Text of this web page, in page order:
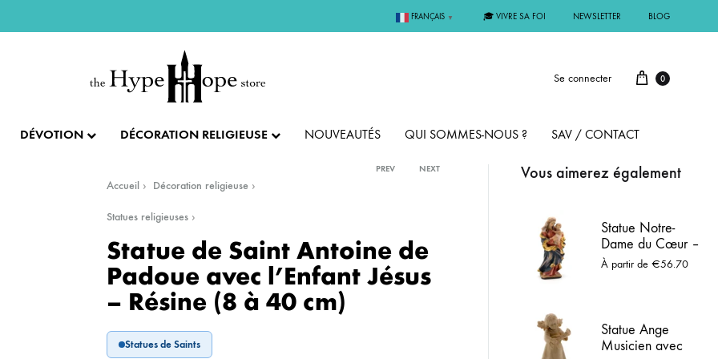
FRANÇAIS ▼ 🎓 VIVRE SA FOI NEWSLETTER BLOG
Se connecter 0
AUTRES BIJOUX
BAGUES
BRACELETS
ARGENT
DÉVOTION
💝 SAINT VALENTIN
✝️ PÂQUES ET SEMAINE SAINTE
CADEAU DE BAPTÊME
CADEAU DE COMMUNION
DÉCORATION RELIGIEUSE NOUVEAUTÉS QUI SOMMES-NOUS ? SAV / CONTACT
Accueil Décoration religieuse
Statues religieuses
PREV NEXT
Statue de Saint Antoine de
Padoue avec l’Enfant Jésus
– Résine (8 à 40 cm)
Statues de Saints
Vous aimerez également
Statue Notre-
Dame du Cœur –
Vierge à l’Enfant
en bois peint
À partir de €56.70
Statue Ange
Musicien avec